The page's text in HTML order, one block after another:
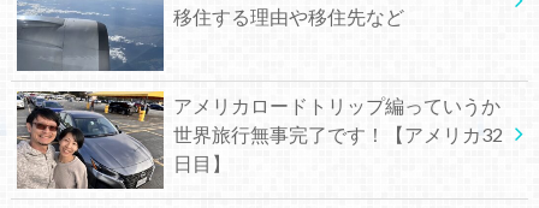
移住する理由や移住先など
アメリカロードトリップ編っていうか
世界旅行無事完了です！【アメリカ32
日目】